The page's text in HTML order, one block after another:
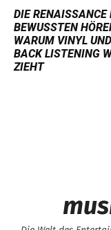
DIE RENAISSANCE
BEWUSSTEN
WARUM VINYL
BACK LISTENING
ZIEHT